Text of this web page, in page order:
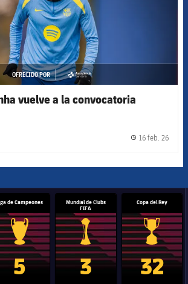
OFRECIDO POR
asistencia
vuelve a la convocatoria
16 feb. 26
de Campeones
Trofeo de la Liga de Campeones
5
Mundial de Clubs
FIFA
Trofeo del Mundial de
3
Copa del Rey
Copa del
32